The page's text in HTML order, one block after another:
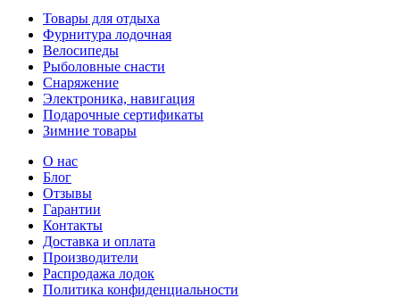
Товары для отдыха
Фурнитура лодочная
Велосипеды
Рыболовные снасти
Снаряжение
Электроника, навигация
Подарочные сертификаты
Зимние товары
О нас
Блог
Отзывы
Гарантии
Контакты
Доставка и оплата
Производители
Распродажа лодок
Политика конфиденциальности